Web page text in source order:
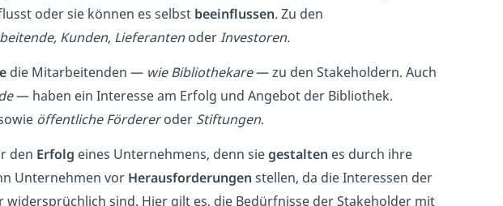
oder sie können es selbst beeinflussen. Zu den
Kunden, Lieferanten oderInvestoren.
die Mitarbeitenden — wie Bibliothekare— zu den Stakeholdern. Auch
— haben ein Interesse am Erfolg und Angebot der Bibliothek.
öffentliche Fördereroder Stiftungen.
den Erfolg eines Unternehmens, denn siegestalten es durch ihre
Unternehmen vor Herausforderungen stellen, da die Interessen der
sind. Hier gilt es, die Bedürfnisse der Stakeholder mit